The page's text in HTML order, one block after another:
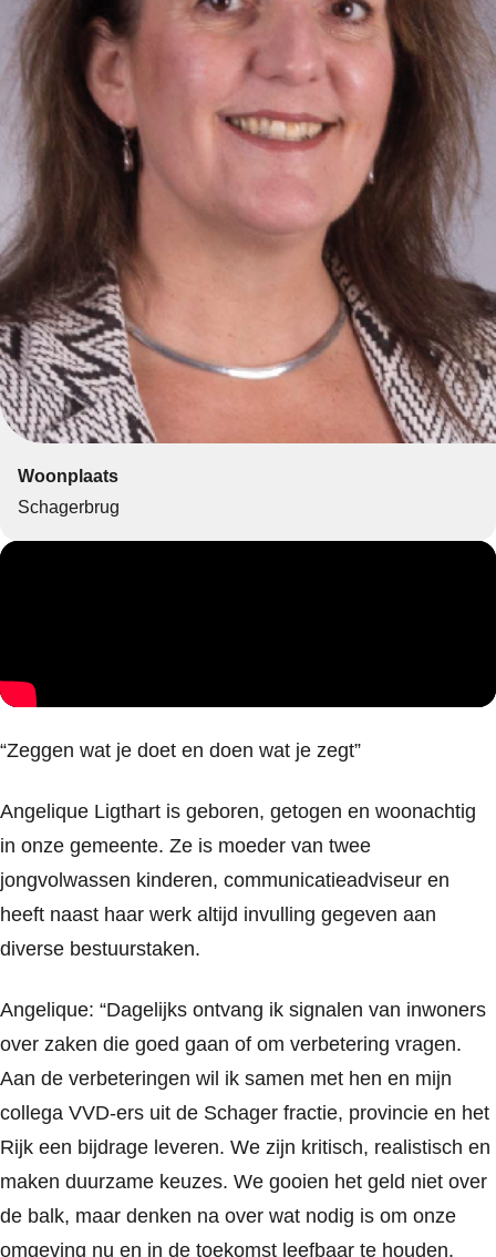
Woonplaats
Schagerbrug
“Zeggen wat je doet en doen wat je zegt”
Angelique Ligthart is geboren, getogen en woonachtig
in onze gemeente. Ze is moeder van twee
jongvolwassen kinderen, communicatieadviseur en
heeft naast haar werk altijd invulling gegeven aan
diverse bestuurstaken.
Angelique: “Dagelijks ontvang ik signalen van inwoners
over zaken die goed gaan of om verbetering vragen.
Aan de verbeteringen wil ik samen met hen en mijn
collega VVD-ers uit de Schager fractie, provincie en het
Rijk een bijdrage leveren. We zijn kritisch, realistisch en
maken duurzame keuzes. We gooien het geld niet over
de balk, maar denken na over wat nodig is om onze
omgeving nu en in de toekomst leefbaar te houden.